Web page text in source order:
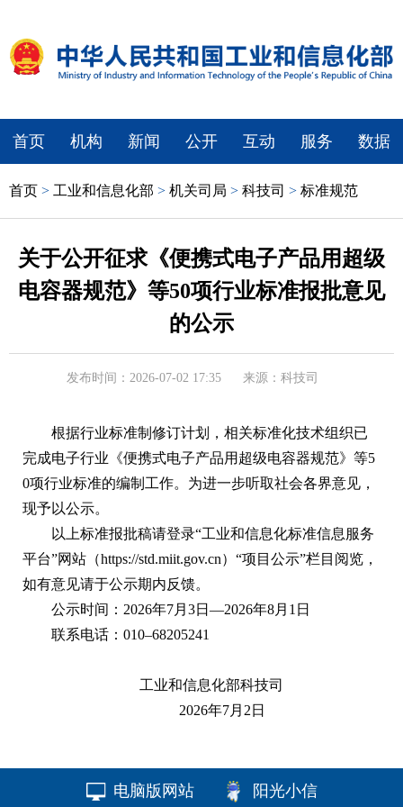
首页 机构 新闻 公开 互动 服务 数据
首页 > 工业和信息化部 > 机关司局 > 科技司 > 标准规范
关于公开征求《便携式电子产品用超级
电容器规范》等50项行业标准报批意见
的公示
发布时间：2026-07-02 17:35 来源：科技司
根据行业标准制修订计划，相关标准化技术组织已
完成电子行业《便携式电子产品用超级电容器规范》等5
0项行业标准的编制工作。为进一步听取社会各界意见，
现予以公示。
以上标准报批稿请登录“工业和信息化标准信息服务
平台”网站（https://std.miit.gov.cn）“项目公示”栏目阅览，
如有意见请于公示期内反馈。
公示时间：2026年7月3日—2026年8月1日
联系电话：010–68205241
工业和信息化部科技司
2026年7月2日
电脑版网站 阳光小信